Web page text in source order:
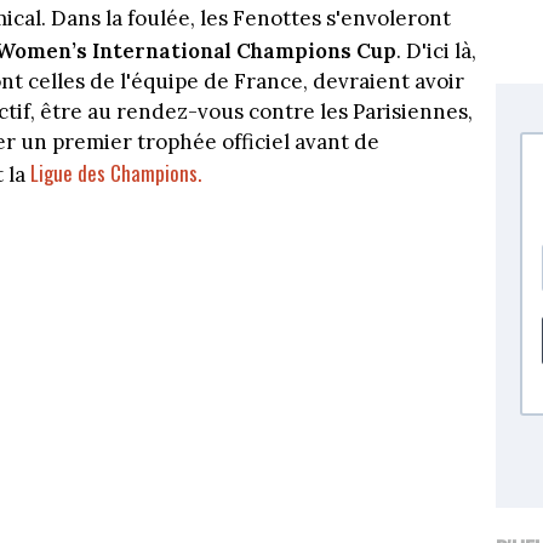
Dans la foulée, les Fenottes s'envoleront
International Champions Cup. D'ici là,
celles de l'équipe de France, devraient avoir
être au rendez-vous contre les Parisiennes,
un premier trophée officiel avant de
la Ligue des Champions.